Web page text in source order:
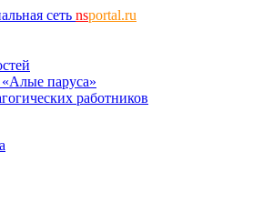
сеть nsportal.ru
паруса»
работников